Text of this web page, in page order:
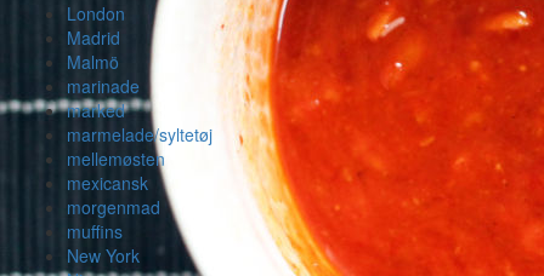
London
Madrid
Malmö
marinade
marked
marmelade/syltetøj
mellemøsten
mexicansk
morgenmad
muffins
New York